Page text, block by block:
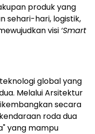
produk yang
sehari-hari, logistik,
visi ‘Smart
global yang
Melalui Arsitektur
secara
roda dua
yang mampu